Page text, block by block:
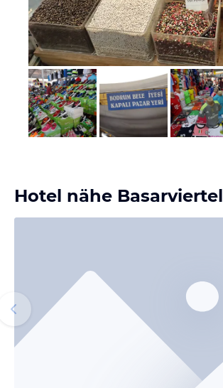
Bild melden
von Birgit
Hotel nähe Basarviertel